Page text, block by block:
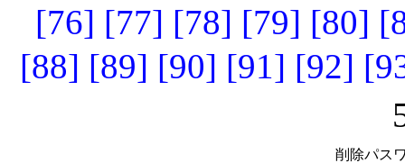
[76] [77] [78] [79] [80]
[88] [89] [90] [91] [92]
削除パス